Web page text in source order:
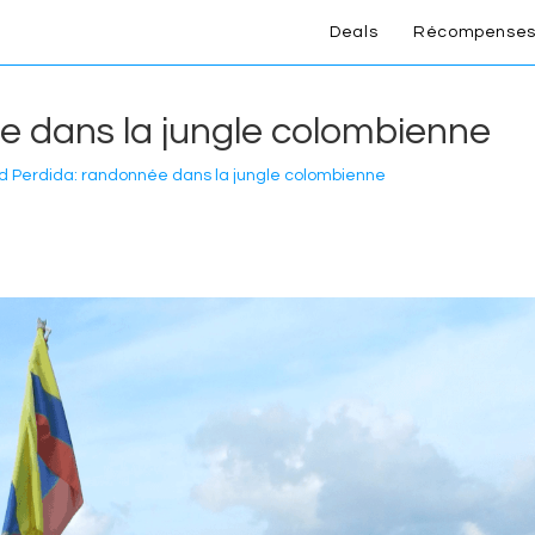
Deals
dans la jungle colombienne
Perdida: randonnée dans la jungle colombienne